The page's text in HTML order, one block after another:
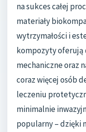
na sukces całej
materiały
wytrzymałości i
kompozyty oferują
mechaniczne oraz
coraz więcej osób
leczeniu
minimalnie
popularny – dzięki